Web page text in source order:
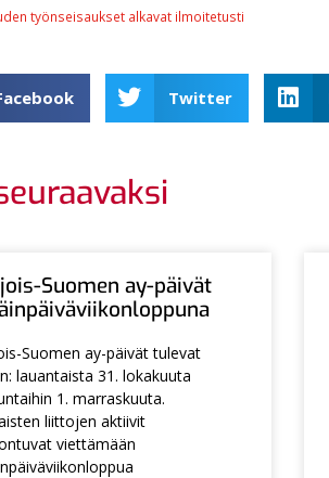
työnseisaukset alkavat ilmoitetusti
Twitter
Suomen ay-päivät
Suomen ay-päivät tulevat
lauantaista 31. lokakuuta
1. marraskuuta.
liittojen aktiivit
viettämään